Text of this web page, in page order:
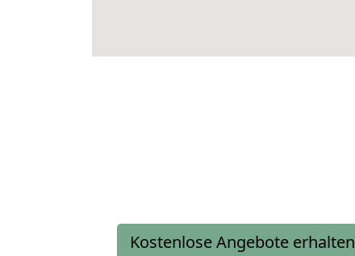
Kostenlose Angebote erhalten